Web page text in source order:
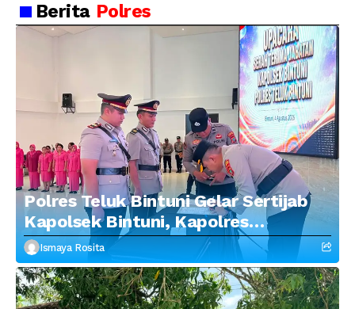
Berita Polres
Polres Teluk Bintuni Gelar Sertijab
Kapolsek Bintuni, Kapolres
Tekankan Profesionalisme dan
Penguatan Sinergitas
Ismaya Rosita